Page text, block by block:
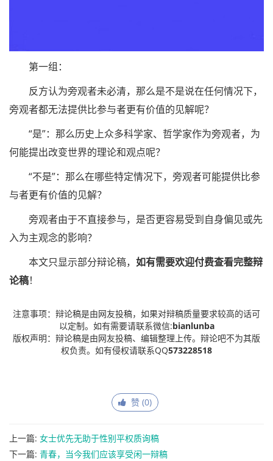
‌第一组‌：
反方认为旁观者未必清，那么是不是说在任何情况下，
旁观者都无法提供比参与者更有价值的见解呢？
“是”：那么历史上众多科学家、哲学家作为旁观者，为
何能提出改变世界的理论和观点呢？
“不是”：那么在哪些特定情况下，旁观者可能提供比参
与者更有价值的见解？
旁观者由于不直接参与，是否更容易受到自身偏见或先
入为主观念的影响？
本文只显示部分辩论稿， 如有需要欢迎付费查看完整辩
论稿！
注意事项：辩论稿是由网友投稿，如果对辩稿质量要求较高的话可
以定制。如有需要请联系微信:bianlunba
版权声明：辩论稿是由网友投稿、编辑整理上传。辩论吧不为其版
权负责。如有侵权请联系QQ573228518
赞 (0)
上一篇: 女士优先无助于性别平权质询稿
下一篇: 青春，当今我们应该享受闲一辩稿